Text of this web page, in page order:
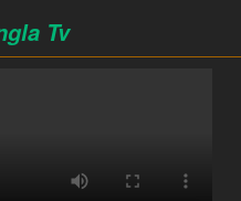
Tv